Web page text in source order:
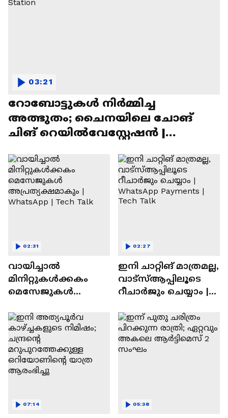
റോബോട്ടുകൾ നിർമ്മിച്ച
അത്ഭുതം; ചൈനയിലെ ചോങ്
ചിങ് റെയിൽവേസ്റ്റേഷൻ |
03:21
വായിച്ചാൽ
മിനിറ്റുകൾക്കകം
മെസേജുകള്‍
WhatsApp | Tech Talk
02:31
ഇനി ചാറ്റിങ് മാത്രമല്ല,
വാട്‌സ്‌ആപ്പിലൂടെ
റീചാർജും ചെയ്യാം |
Tech Talk
02:27
07:14 05:38